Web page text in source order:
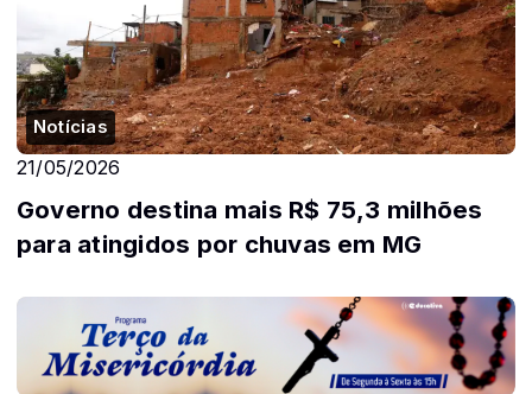
Notícias
21/05/2026
Governo destina mais R$ 75,3 milhões
para atingidos por chuvas em MG